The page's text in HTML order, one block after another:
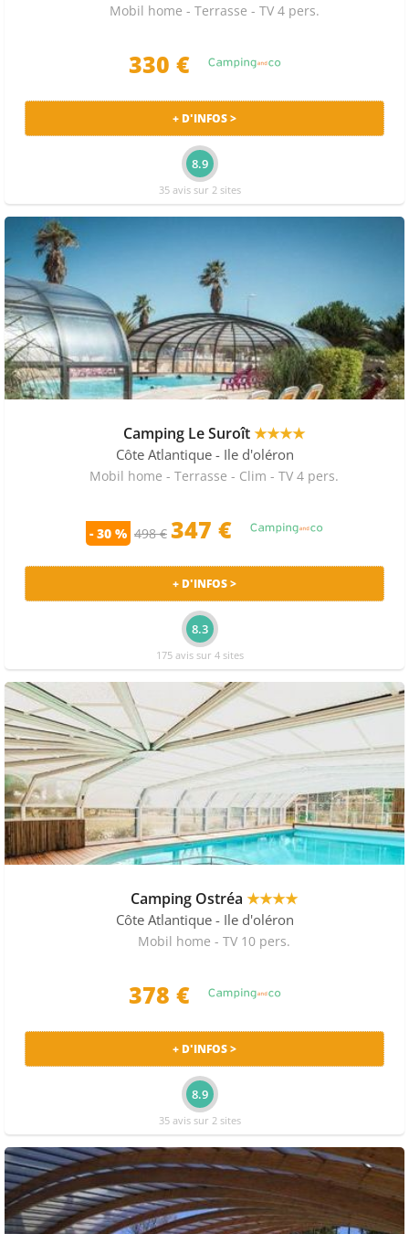
Mobil home - Terrasse - TV 4 pers.
330 €
+ D'INFOS >
8.9
35 avis sur 2 sites
Camping Le Suroît★★★★
Côte Atlantique - Ile d'oléron
Mobil home - Terrasse - Clim - TV 4 pers.
- 30 % 498 € 347 €
+ D'INFOS >
8.3
175 avis sur 4 sites
Camping Ostréa ★★★★
Côte Atlantique - Ile d'oléron
Mobil home - TV 10 pers.
378 €
+ D'INFOS >
8.9
35 avis sur 2 sites